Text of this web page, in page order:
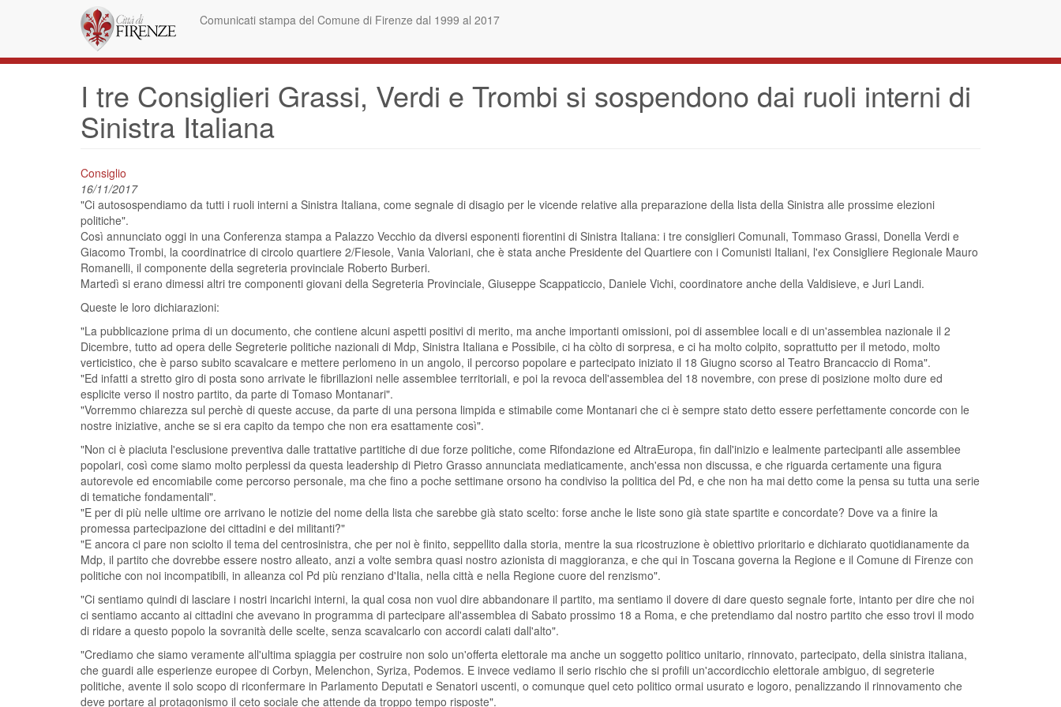
content
Comunicati stampa del Comune di Firenze dal 1999 al 2017
I tre Consiglieri Grassi, Verdi e Trombi si sospendono dai ruoli interni di
Sinistra Italiana
Consiglio
16/11/2017
"Ci autosospendiamo da tutti i ruoli interni a Sinistra Italiana, come segnale di disagio per le vicende relative alla preparazione della lista della Sinistra alle prossime elezioni
politiche".
Così annunciato oggi in una Conferenza stampa a Palazzo Vecchio da diversi esponenti fiorentini di Sinistra Italiana: i tre consiglieri Comunali, Tommaso Grassi, Donella Verdi e
Giacomo Trombi, la coordinatrice di circolo quartiere 2/Fiesole, Vania Valoriani, che è stata anche Presidente del Quartiere con i Comunisti Italiani, l'ex Consigliere Regionale Mauro
Romanelli, il componente della segreteria provinciale Roberto Burberi.
Martedì si erano dimessi altri tre componenti giovani della Segreteria Provinciale, Giuseppe Scappaticcio, Daniele Vichi, coordinatore anche della Valdisieve, e Juri Landi.
Queste le loro dichiarazioni:
"La pubblicazione prima di un documento, che contiene alcuni aspetti positivi di merito, ma anche importanti omissioni, poi di assemblee locali e di un'assemblea nazionale il 2
Dicembre, tutto ad opera delle Segreterie politiche nazionali di Mdp, Sinistra Italiana e Possibile, ci ha còlto di sorpresa, e ci ha molto colpito, soprattutto per il metodo, molto
verticistico, che è parso subito scavalcare e mettere perlomeno in un angolo, il percorso popolare e partecipato iniziato il 18 Giugno scorso al Teatro Brancaccio di Roma".
"Ed infatti a stretto giro di posta sono arrivate le fibrillazioni nelle assemblee territoriali, e poi la revoca dell'assemblea del 18 novembre, con prese di posizione molto dure ed
esplicite verso il nostro partito, da parte di Tomaso Montanari".
"Vorremmo chiarezza sul perchè di queste accuse, da parte di una persona limpida e stimabile come Montanari che ci è sempre stato detto essere perfettamente concorde con le
nostre iniziative, anche se si era capito da tempo che non era esattamente così".
"Non ci è piaciuta l'esclusione preventiva dalle trattative partitiche di due forze politiche, come Rifondazione ed AltraEuropa, fin dall'inizio e lealmente partecipanti alle assemblee
popolari, così come siamo molto perplessi da questa leadership di Pietro Grasso annunciata mediaticamente, anch'essa non discussa, e che riguarda certamente una figura
autorevole ed encomiabile come percorso personale, ma che fino a poche settimane orsono ha condiviso la politica del Pd, e che non ha mai detto come la pensa su tutta una serie
di tematiche fondamentali".
"E per di più nelle ultime ore arrivano le notizie del nome della lista che sarebbe già stato scelto: forse anche le liste sono già state spartite e concordate? Dove va a finire la
promessa partecipazione dei cittadini e dei militanti?"
"E ancora ci pare non sciolto il tema del centrosinistra, che per noi è finito, seppellito dalla storia, mentre la sua ricostruzione è obiettivo prioritario e dichiarato quotidianamente da
Mdp, il partito che dovrebbe essere nostro alleato, anzi a volte sembra quasi nostro azionista di maggioranza, e che qui in Toscana governa la Regione e il Comune di Firenze con
politiche con noi incompatibili, in alleanza col Pd più renziano d'Italia, nella città e nella Regione cuore del renzismo".
"Ci sentiamo quindi di lasciare i nostri incarichi interni, la qual cosa non vuol dire abbandonare il partito, ma sentiamo il dovere di dare questo segnale forte, intanto per dire che noi
ci sentiamo accanto ai cittadini che avevano in programma di partecipare all'assemblea di Sabato prossimo 18 a Roma, e che pretendiamo dal nostro partito che esso trovi il modo
di ridare a questo popolo la sovranità delle scelte, senza scavalcarlo con accordi calati dall'alto".
"Crediamo che siamo veramente all'ultima spiaggia per costruire non solo un'offerta elettorale ma anche un soggetto politico unitario, rinnovato, partecipato, della sinistra italiana,
che guardi alle esperienze europee di Corbyn, Melenchon, Syriza, Podemos. E invece vediamo il serio rischio che si profili un'accordicchio elettorale ambiguo, di segreterie
politiche, avente il solo scopo di riconfermare in Parlamento Deputati e Senatori uscenti, o comunque quel ceto politico ormai usurato e logoro, penalizzando il rinnovamento che
deve portare al protagonismo il ceto sociale che attende da troppo tempo risposte".